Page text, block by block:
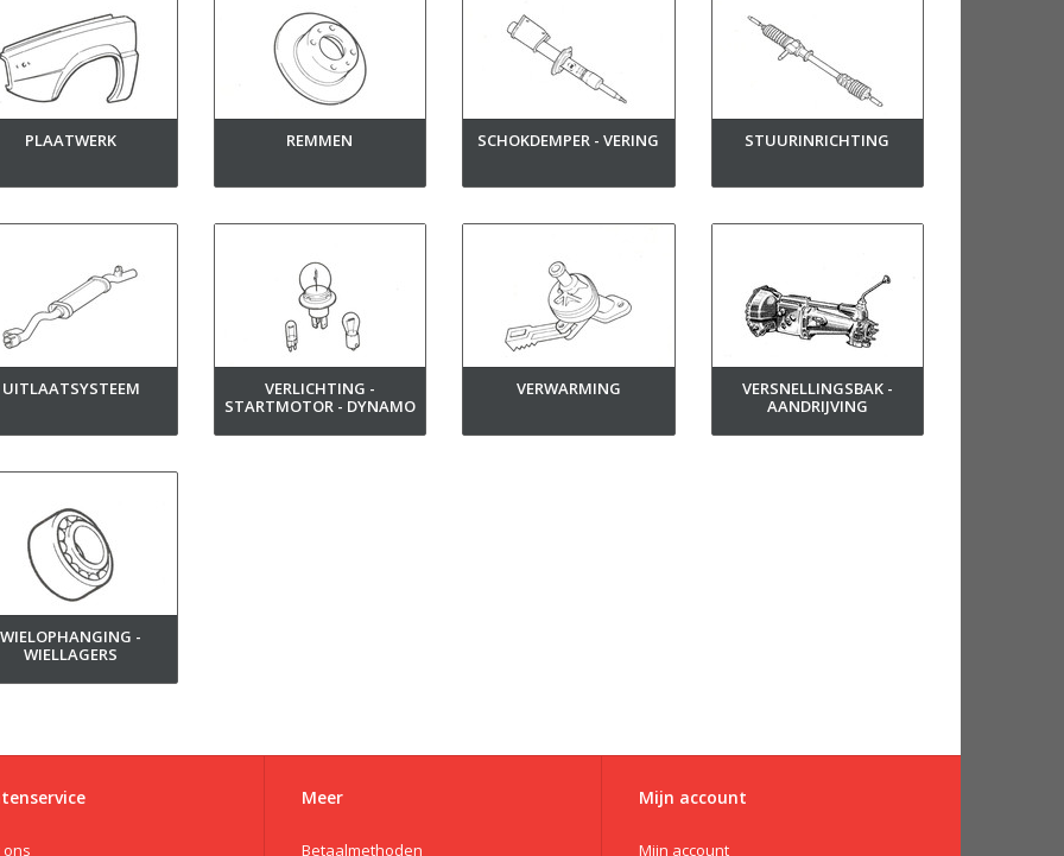
PLAATWERK REMMEN SCHOKDEMPER - VERING STUURINRICHTING
UITLAATSYSTEEM
VERLICHTING -
STARTMOTOR - DYNAMO
VERWARMING
VERSNELLINGSBAK -
AANDRIJVING
WIELOPHANGING -
WIELLAGERS
ons
Meer
Betaalmethoden
Mijn account
Mijn account